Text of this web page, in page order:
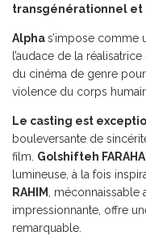
transgénérationnel et
Alphas’impose comme
l’audace de la
du cinéma de genre
violence du corps
Le casting est
bouleversante de
film. Golshifteh
lumineuse, à la fois
RAHIM
,
impressionnante, offre
remarquable.